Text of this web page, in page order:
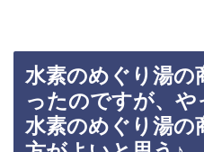
水素のめぐり湯の
ったのですが、や
水素のめぐり湯の